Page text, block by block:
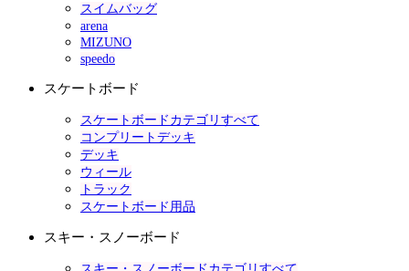
スイムバッグ
arena
MIZUNO
speedo
スケートボード
スケートボードカテゴリすべて
コンプリートデッキ
デッキ
ウィール
トラック
スケートボード用品
スキー・スノーボード